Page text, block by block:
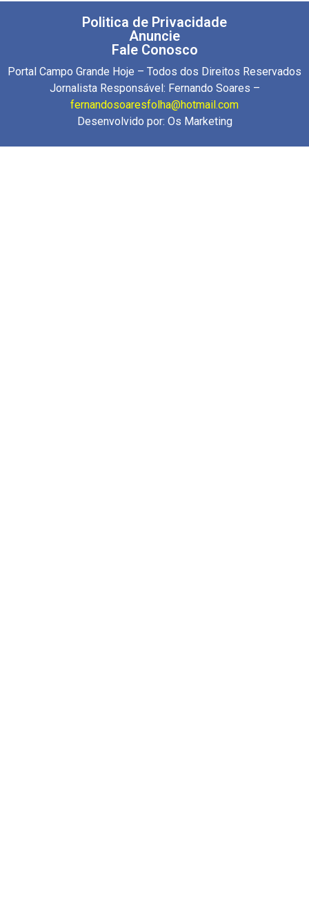
Politica de Privacidade
Anuncie
Fale Conosco
Portal Campo Grande Hoje – Todos dos Direitos Reservados
Jornalista Responsável: Fernando Soares –
fernandosoaresfolha@hotmail.com
Desenvolvido por: Os Marketing